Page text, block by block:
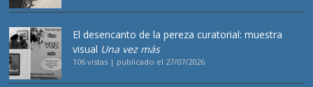
El desencanto de la pereza curatorial: muestra
visual Una vez más
106 vistas | publicado el 27/07/2026